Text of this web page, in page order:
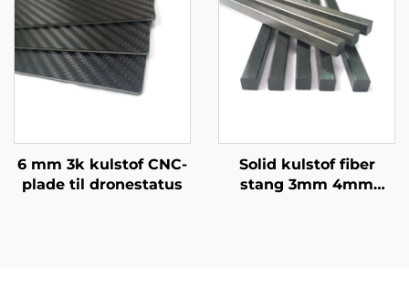
Landbrugspæl
form
6 mm 3k kulstof CNC-
plade til dronestatus
Solid kulstof fiber
stang 3mm 4mm